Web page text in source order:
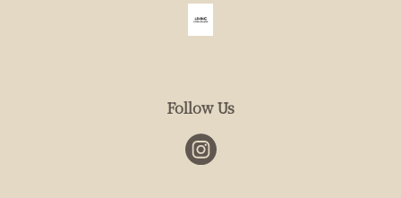
Follow Us